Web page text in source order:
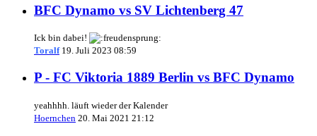
BFC Dynamo vs SV Lichtenberg 47
Ick bin dabei!
Toralf 19. Juli 2023 08:59
P - FC Viktoria 1889 Berlin vs BFC Dynamo
yeahhhh. läuft wieder der Kalender
Hoernchen 20. Mai 2021 21:12